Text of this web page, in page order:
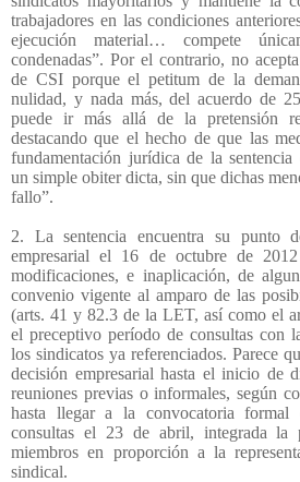
trabajadores en las condiciones
ejecución material… compete
condenadas”. Por el contrario, no
de CSI porque el petitum de la
nulidad, y nada más, del acuerdo de
puede ir más allá de la pretensión
destacando que el hecho de que las
fundamentación jurídica de la sentencia
un simple obiter dicta, sin que dichas
fallo”.
2. La sentencia encuentra su punto
empresarial el 16 de octubre de
modificaciones, e inaplicación, de
convenio vigente al amparo de las
(arts. 41 y 82.3 de la LET, así como el
el preceptivo período de consultas con
los sindicatos ya referenciados. Parece
decisión empresarial hasta el inicio de
reuniones previas o informales, según
hasta llegar a la convocatoria
consultas el 23 de abril, integrada la
miembros en proporción a la
sindical.